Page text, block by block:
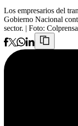
Los empresarios del
Gobierno Nacional
sector. | Foto: Colprensa